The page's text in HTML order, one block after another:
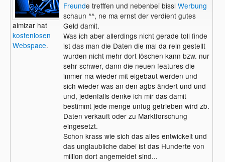
aimizar hat
kostenlosen
Webspace.
Freunde trefffen und nebenbei bissl Werbung
schaun ^^, ne ma ernst der verdient gutes
Geld damit.
Was ich aber allerdings nicht gerade toll finde
ist das man die Daten die mal da rein gestellt
wurden nicht mehr dort löschen kann bzw. nur
sehr schwer, dann die neuen features die
immer ma wieder mit eigebaut werden und
sich wieder was an den agbs ändert und und
und, jedenfalls denke ich mir das damit
bestimmt jede menge unfug getrieben wird zb.
Daten verkauft oder zu Marktforschung
eingesetzt.
Schon krass wie sich das alles entwickelt und
das unglaubliche dabei ist das Hunderte von
million dort angemeldet sind...